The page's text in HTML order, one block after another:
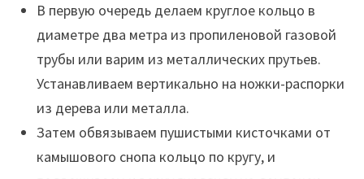
В первую очередь делаем круглое кольцо в
диаметре два метра из пропиленовой газовой
трубы или варим из металлических прутьев.
Устанавливаем вертикально на ножки-распорки
из дерева или металла.
Затем обвязываем пушистыми кисточками от
камышового снопа кольцо по кругу, и